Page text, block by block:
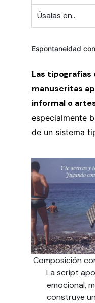
Úsalas en...
Espontaneidad
Las tipografías
manuscritas
informal o
especialmente
de un sistema
Composición
La script
emocional,
construye